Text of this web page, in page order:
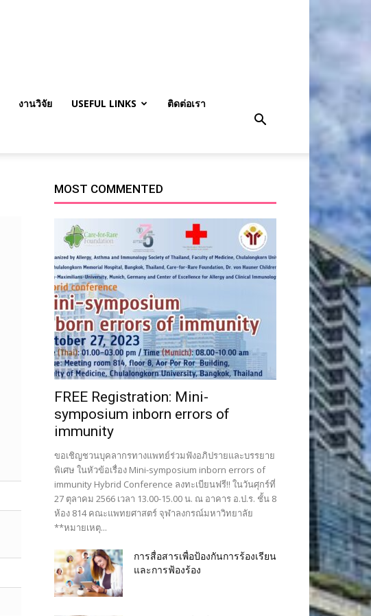
งานวิจัย USEFUL LINKS ติดต่อเรา
MOST COMMENTED
FREE Registration: Mini-
symposium inborn errors of
immunity
ขอเชิญชวนบุคลากรทางแพทย์ร่วมฟังอภิปรายและบรรยาย
พิเศษ ในหัวข้อเรื่อง Mini-symposium inborn errors of
immunity Hybrid Conference ลงทะเบียนฟรี!! ในวันศุกร์ที่
27 ตุลาคม 2566 เวลา 13.00-15.00 น. ณ อาคาร อ.ป.ร. ชั้น 8
ห้อง 814 คณะแพทยศาสตร์ จุฬาลงกรณ์มหาวิทยาลัย
**หมายเหตุ...
การสื่อสารเพื่อป้องกันการร้องเรียน
และการฟ้องร้อง